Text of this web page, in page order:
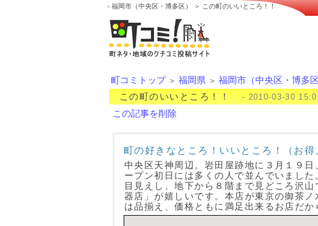
福岡市（中央区・博多区） ＞ この町のいいところ！！
町コミトップ ＞ 福岡県 ＞ 福岡市（中央区・博多区
この町のいいところ！！ - 2010-03-30
この記事を削除
町の好きなところ！いいところ！（お得
中央区天神周辺。岩田屋跡地に３月１９
ープン初日には多くの人で並んでいまし
目見えし、地下から８階まで見どころ沢
器店」が嬉しいです。本店が東京の御茶
は品揃え、価格ともに満足出来るお店だか